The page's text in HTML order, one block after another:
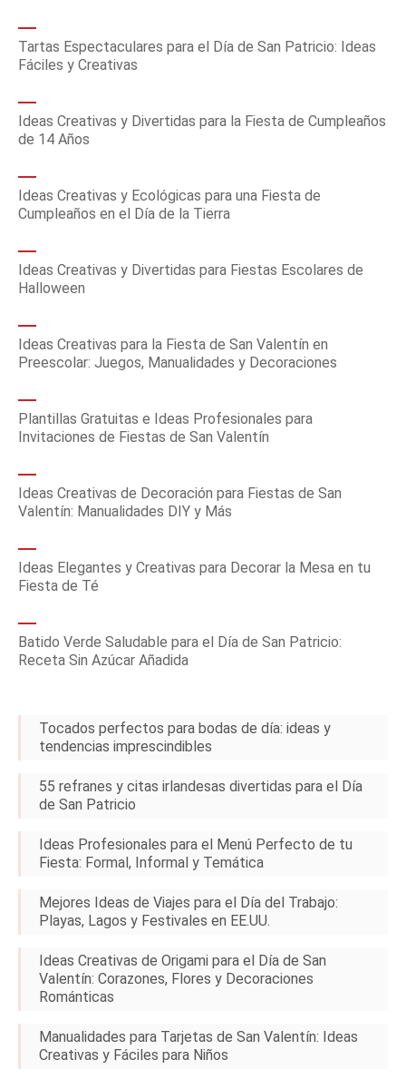
Tartas Espectaculares para el Día de San Patricio: Ideas
Fáciles y Creativas
Ideas Creativas y Divertidas para la Fiesta de Cumpleaños
de 14 Años
Ideas Creativas y Ecológicas para una Fiesta de
Cumpleaños en el Día de la Tierra
Ideas Creativas y Divertidas para Fiestas Escolares de
Halloween
Ideas Creativas para la Fiesta de San Valentín en
Preescolar: Juegos, Manualidades y Decoraciones
Plantillas Gratuitas e Ideas Profesionales para
Invitaciones de Fiestas de San Valentín
Ideas Creativas de Decoración para Fiestas de San
Valentín: Manualidades DIY y Más
Ideas Elegantes y Creativas para Decorar la Mesa en tu
Fiesta de Té
Batido Verde Saludable para el Día de San Patricio:
Receta Sin Azúcar Añadida
Tocados perfectos para bodas de día: ideas y
tendencias imprescindibles
55 refranes y citas irlandesas divertidas para el Día
de San Patricio
Ideas Profesionales para el Menú Perfecto de tu
Fiesta: Formal, Informal y Temática
Mejores Ideas de Viajes para el Día del Trabajo:
Playas, Lagos y Festivales en EE.UU.
Ideas Creativas de Origami para el Día de San
Valentín: Corazones, Flores y Decoraciones
Románticas
Manualidades para Tarjetas de San Valentín: Ideas
Creativas y Fáciles para Niños